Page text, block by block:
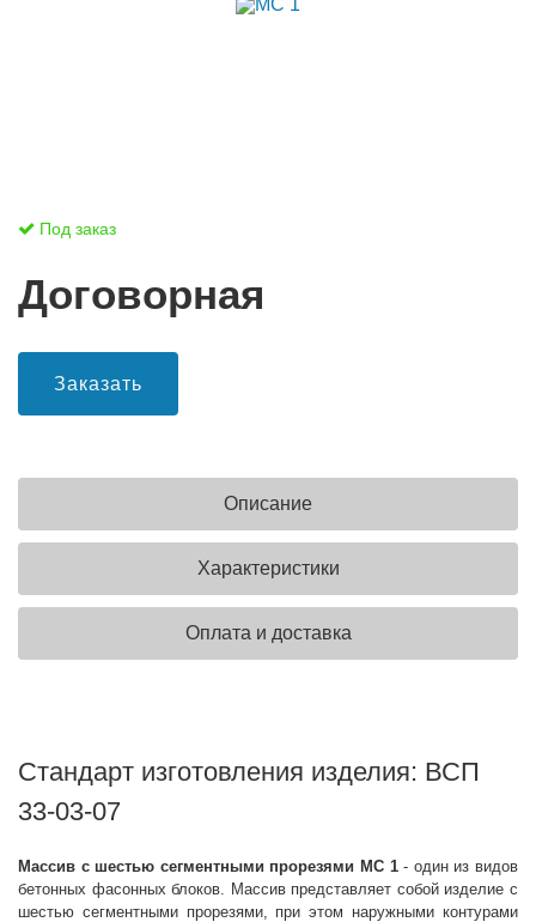
Под заказ
Договорная
Заказать
Описание
Характеристики
Оплата и доставка
Стандарт изготовления изделия: ВСП
33-03-07
Массив с шестью сегментными прорезями МС 1- один из видов
бетонных фасонных блоков. Массив представляет собой изделие с
шестью сегментными прорезями, при этом наружными контурами